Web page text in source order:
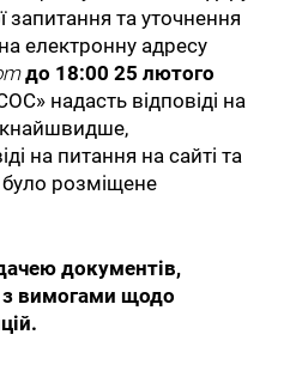
запитання та уточнення
електронну адресу
до 18:00 25 лютого
надасть відповіді на
на питання на сайті та
розміщене
документів,
вимогами щодо